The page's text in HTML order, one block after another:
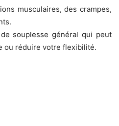
musculaires, des crampes,
souplesse général qui peut
ou réduire votre flexibilité.